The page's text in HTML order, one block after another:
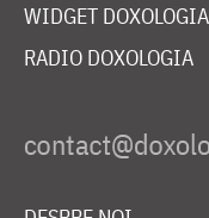
WIDGET DOXOLOGIA
RADIO DOXOLOGIA